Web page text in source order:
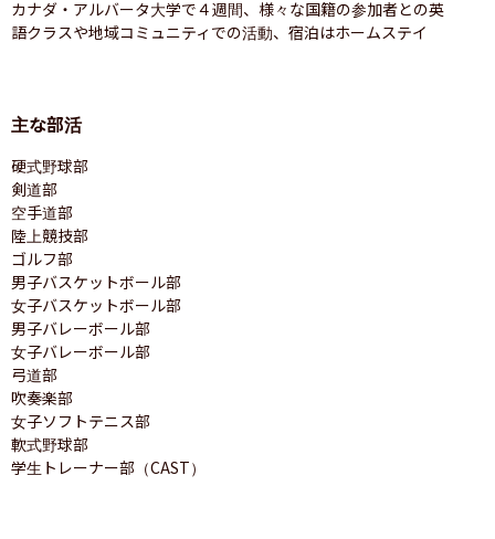
カナダ・アルバータ大学で４週間、様々な国籍の参加者との英
語クラスや地域コミュニティでの活動、宿泊はホームステイ
主な部活
硬式野球部
剣道部
空手道部
陸上競技部
ゴルフ部
男子バスケットボール部
女子バスケットボール部
男子バレーボール部
女子バレーボール部
弓道部
吹奏楽部
女子ソフトテニス部
軟式野球部
学生トレーナー部（CAST）